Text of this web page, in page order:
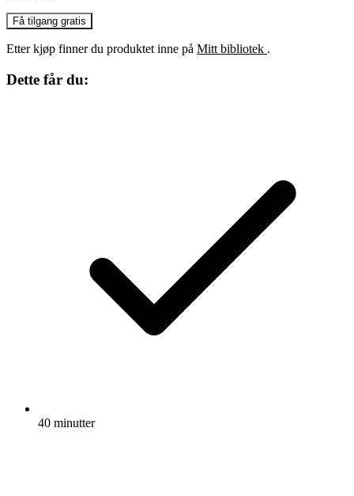
Få tilgang gratis
Etter kjøp finner du produktet inne på Mitt bibliotek .
Dette får du:
40 minutter